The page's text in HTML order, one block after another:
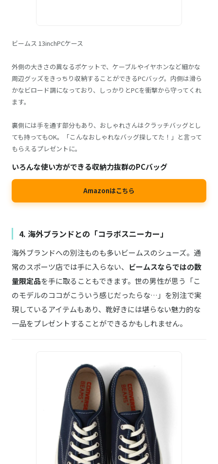
ビームス 13inchPCケース
外側の大きさの異なるポケットで、ケーブルやイヤホンなど細かな
周辺グッズをきっちり収納することができるPCバッグ。内側は滑ら
かなビロード調になっており、しっかりとPCを衝撃から守ってくれ
ます。
裏側には手を通す部分もあり、おしゃれさんはクラッチバッグとし
ても持ってもOK。「こんなおしゃれなバッグ探してた！」と言って
もらえるプレゼントに。
いろんな使い方ができる収納力抜群のPCバッグ
Amazonはこちら
4. 海外ブランドとの「コラボスニーカー」
海外ブランドへの別注ものも多いビームスのシューズ。通
常のスポーツ店では手に入らない、 ビームスならではの数
量限定品を手に取ることもできます。世の男性が思う「こ
のモデルのココがこういう感じだったらな…」を別注で実
現しているアイテムもあり、靴好きには堪らない魅力的な
一品をプレゼントすることができるかもしれません。